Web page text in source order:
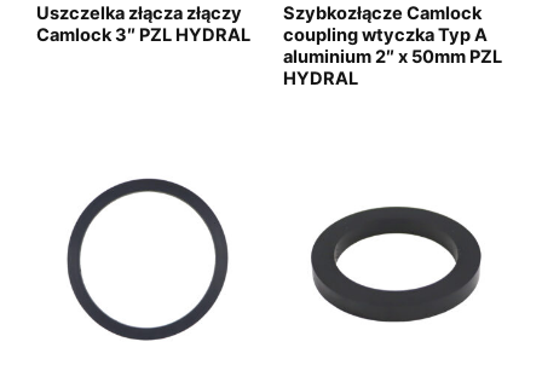
Uszczelka złącza złączy
Camlock 3″ PZL HYDRAL
Szybkozłącze Camlock
coupling wtyczka Typ A
aluminium 2″ x 50mm PZL
HYDRAL